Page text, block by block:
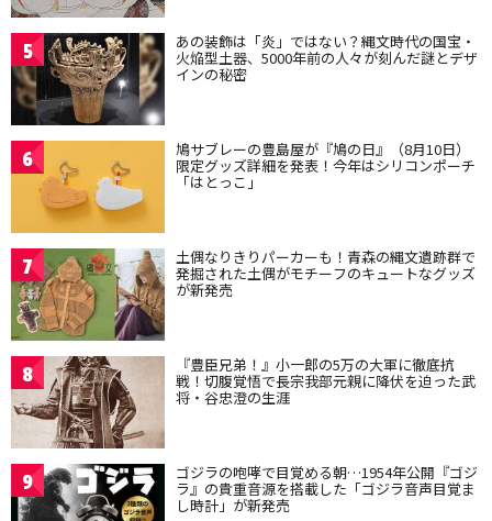
5 あの装飾は「炎」ではない？縄文時代の国宝・
火焔型土器、5000年前の人々が刻んだ謎とデザ
インの秘密
6 鳩サブレーの豊島屋が『鳩の日』（8月10日）
限定グッズ詳細を発表！今年はシリコンポーチ
「はとっこ」
7 土偶なりきりパーカーも！青森の縄文遺跡群で
発掘された土偶がモチーフのキュートなグッズ
が新発売
8 『豊臣兄弟！』小一郎の5万の大軍に徹底抗
戦！切腹覚悟で長宗我部元親に降伏を迫った武
将・谷忠澄の生涯
9 ゴジラの咆哮で目覚める朝…1954年公開『ゴジ
ラ』の貴重音源を搭載した「ゴジラ音声目覚ま
し時計」が新発売